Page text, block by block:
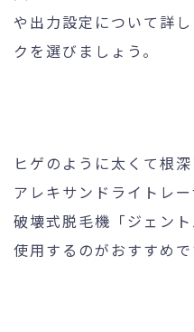
や出力設定について詳
クを選びましょう。
ヒゲのように太くて根
アレキサンドライトレ
破壊式脱毛機「ジェン
使用するのがおすすめで